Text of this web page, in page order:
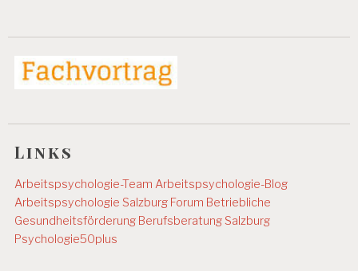
N
S
K
O
A
T
A
R
Links
Arbeitspsychologie-TeamArbeitspsychologie-Blog
Arbeitspsychologie Salzburg Forum Betriebliche
Gesundheitsförderung Berufsberatung Salzburg
Psychologie50plus